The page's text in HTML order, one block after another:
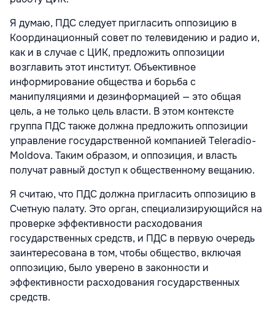
Я думаю, ПДС следует пригласить оппозицию в
Координационный совет по телевидению и радио и,
как и в случае с ЦИК, предложить оппозиции
возглавить этот институт. Объективное
информирование общества и борьба с
манипуляциями и дезинформацией — это общая
цель, а не только цель власти. В этом контексте
группа ПДС также должна предложить оппозиции
управление государственной компанией Teleradio-
Moldova. Таким образом, и оппозиция, и власть
получат равный доступ к общественному вещанию.
Я считаю, что ПДС должна пригласить оппозицию в
Счетную палату. Это орган, специализирующийся на
проверке эффективности расходования
государственных средств, и ПДС в первую очередь
заинтересована в том, чтобы общество, включая
оппозицию, было уверено в законности и
эффективности расходования государственных
средств.